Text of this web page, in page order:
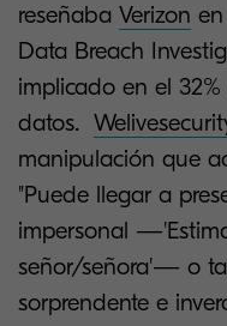
reseñaba Verizon
Data Breach
implicado en el
datos.
manipulación que
"Puede llegar a
impersonal
señor/señora'— o
sorprendente e